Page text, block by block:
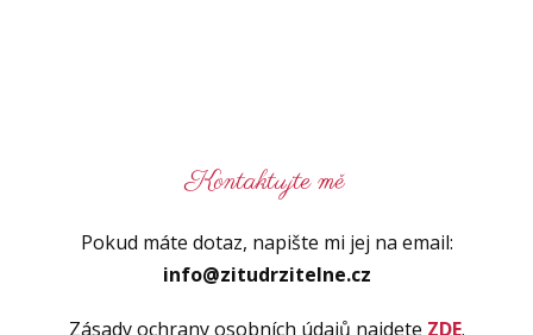
Kontaktujte mě
Pokud máte dotaz, napište mi jej na email:
info@zitudrzitelne.cz
Zásady ochrany osobních údajů najdete ZDE.